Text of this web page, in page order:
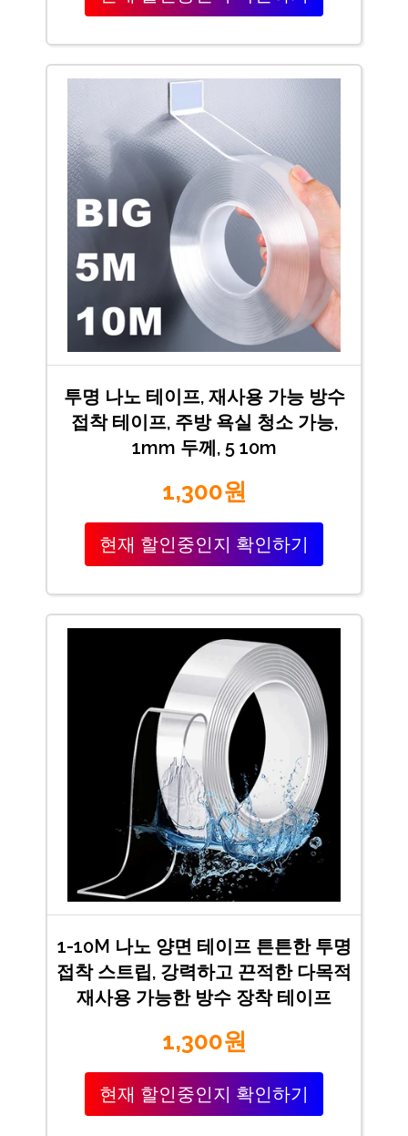
투명 나노 테이프, 재사용 가능 방수
접착 테이프, 주방 욕실 청소 가능,
1mm 두께, 5 10m
1,300원
현재 할인중인지 확인하기
1-10M 나노 양면 테이프 튼튼한 투명
접착 스트립, 강력하고 끈적한 다목적
재사용 가능한 방수 장착 테이프
1,300원
현재 할인중인지 확인하기